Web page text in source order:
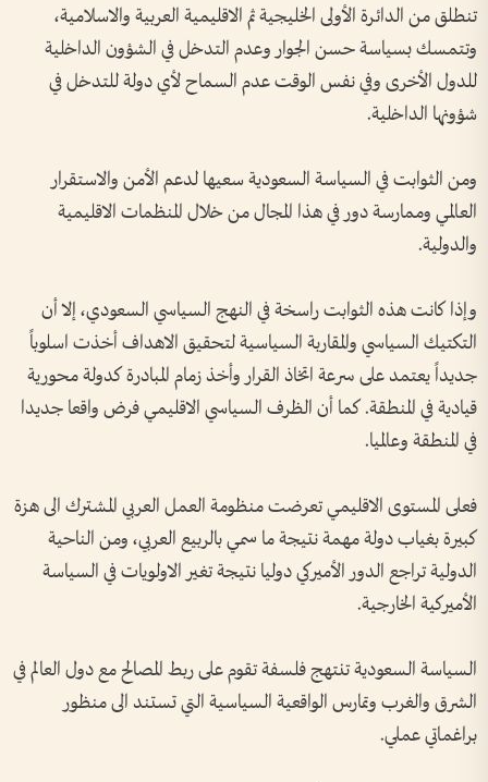
تنطلق من الدائرة الأولى الخليجية ثم الاقليمية العربية والاسلامية،
وتتمسك بسياسة حسن الجوار وعدم التدخل في الشؤون الداخلية
للدول الأخرى وفي نفس الوقت عدم السماح لأي دولة للتدخل في
شؤونها الداخلية.
ومن الثوابت في السياسة السعودية سعيها لدعم الأمن والاستقرار
العالمي وممارسة دور في هذا المجال من خلال المنظمات الاقليمية
والدولية.
وإذا كانت هذه الثوابت راسخة في النهج السياسي السعودي‫،‬ إلا أن
التكتيك السياسي والمقاربة السياسية لتحقيق الاهداف أخذت اسلوباً
جديداً يعتمد على سرعة اتخاذ القرار وأخذ زمام المبادرة كدولة محورية
قيادية في المنطقة‫.‬ كما أن الظرف السياسي الاقليمي فرض واقعا جديدا
في المنطقة وعالميا‫.‬
فعلى المستوى الاقليمي تعرضت منظومة العمل العربي المشترك الى هزة
كبيرة بغياب دولة مهمة نتيجة ما سمي بالربيع العربي‫،‬ ومن الناحية
الدولية تراجع الدور الأميركي دوليا نتيجة تغير الاولويات في السياسة
الأميركية الخارجية‫.‬
السياسة السعودية تنتهج فلسفة تقوم على ربط المصالح مع دول العالم في
الشرق والغرب وتمارس الواقعية السياسية التي تستند الى منظور
براغماتي عملي‫.‬